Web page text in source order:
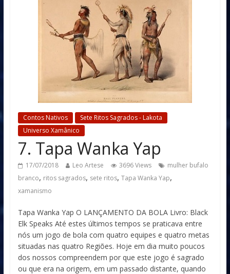
Contos Nativos
Sete Ritos Sagrados - Lakota
Universo Xamânico
7. Tapa Wanka Yap
17/07/2018 Leo Artese 3696 Views
mulher bufalo
branco, ritos sagrados, sete ritos, Tapa Wanka Yap,
xamanismo
Tapa Wanka Yap O LANÇAMENTO DA BOLA Livro: Black
Elk Speaks Até estes últimos tempos se praticava entre
nós um jogo de bola com quatro equipes e quatro metas
situadas nas quatro Regiões. Hoje em dia muito poucos
dos nossos compreendem por que este jogo é sagrado
ou que era na origem, em um passado distante, quando